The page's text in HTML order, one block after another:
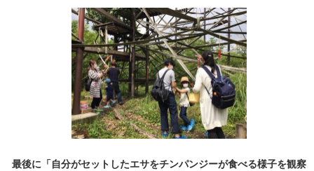
最後に「自分がセットしたエサをチンパンジーが食べる様子を観察